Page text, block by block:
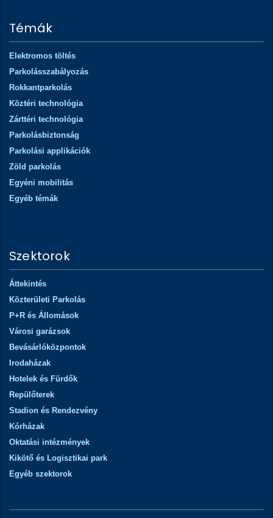
Témák
Elektromos töltés
Parkolásszabályozás
Rokkantparkolás
Köztéri technológia
Zárttéri technológia
Parkolásbiztonság
Parkolási applikációk
Zöld parkolás
Egyéni mobilitás
Egyéb témák
Szektorok
Áttekintés
Közterületi Parkolás
P+R és Állomások
Városi garázsok
Bevásárlóközpontok
Irodaházak
Hotelek és Fürdők
Repülőterek
Stadion és Rendezvény
Kórházak
Oktatási intézmények
Kikötő és Logisztikai park
Egyéb szektorok